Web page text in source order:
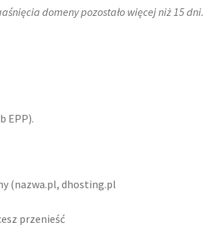
domeny pozostało więcej niż 15 dni.
EPP).
(nazwa.pl, dhosting.pl
przenieść